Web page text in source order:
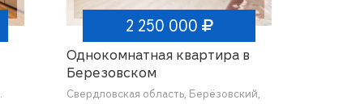
2 250 000
Однокомнатная квартира в
Березовском
Свердловская область, Берёзовский,